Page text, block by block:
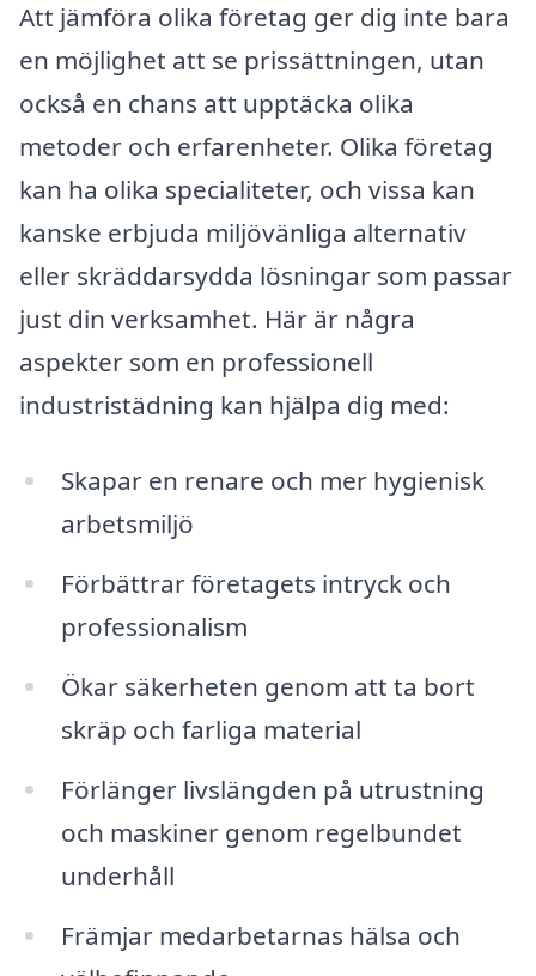
Att jämföra olika företag ger dig inte bara
en möjlighet att se prissättningen, utan
också en chans att upptäcka olika
metoder och erfarenheter. Olika företag
kan ha olika specialiteter, och vissa kan
kanske erbjuda miljövänliga alternativ
eller skräddarsydda lösningar som passar
just din verksamhet. Här är några
aspekter som en professionell
industristädning kan hjälpa dig med:
Skapar en renare och mer hygienisk
arbetsmiljö
Förbättrar företagets intryck och
professionalism
Ökar säkerheten genom att ta bort
skräp och farliga material
Förlänger livslängden på utrustning
och maskiner genom regelbundet
underhåll
Främjar medarbetarnas hälsa och